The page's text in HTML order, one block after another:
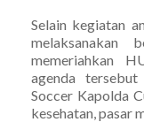
Selain kegiatan
melaksanakan
memeriahkan
agenda
Soccer Kapolda
kesehatan, pasar